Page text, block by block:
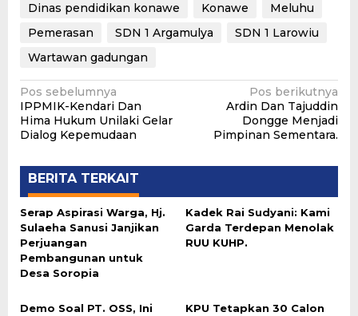
Dinas pendidikan konawe Konawe
Meluhu
Pemerasan
SDN 1 Argamulya
SDN 1 Larowiu
Wartawan gadungan
Navigasi
pos
Pos sebelumnya
IPPMIK-Kendari Dan
Hima Hukum Unilaki Gelar
Dialog Kepemudaan
Pos berikutnya
Ardin Dan Tajuddin
Dongge Menjadi
Pimpinan Sementara.
BERITA TERKAIT
Serap Aspirasi Warga, Hj.
Sulaeha Sanusi Janjikan
Perjuangan
Pembangunan untuk
Desa Soropia
Kadek Rai Sudyani: Kami
Garda Terdepan Menolak
RUU KUHP.
Demo Soal PT. OSS, Ini
KPU Tetapkan 30 Calon